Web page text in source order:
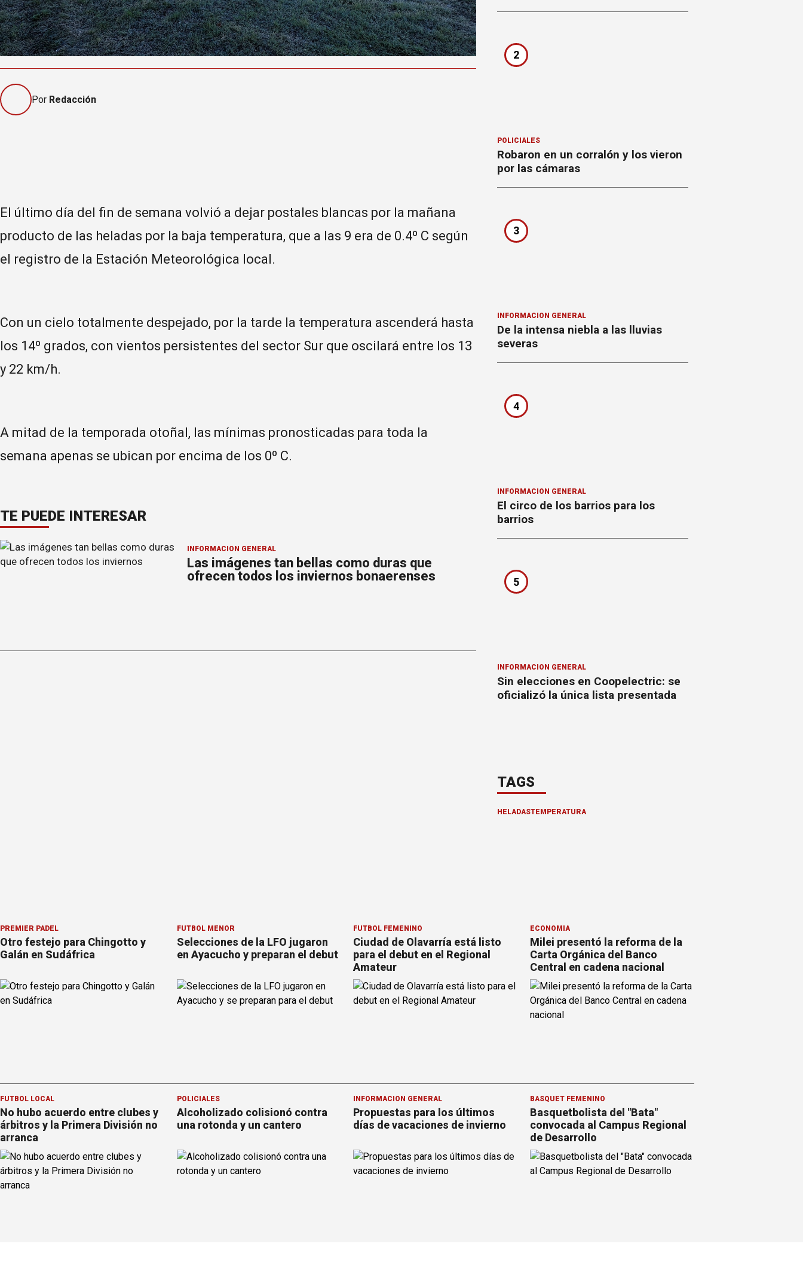
Por Redacción
El último día del fin de semana volvió a dejar postales blancas por la mañana
producto de las heladas por la baja temperatura, que a las 9 era de 0.4º C según
el registro de la Estación Meteorológica local.
Con un cielo totalmente despejado, por la tarde la temperatura ascenderá hasta
los 14º grados, con vientos persistentes del sector Sur que oscilará entre los 13
y 22 km/h.
A mitad de la temporada otoñal, las mínimas pronosticadas para toda la
semana apenas se ubican por encima de los 0º C.
TE PUEDE INTERESAR
INFORMACION GENERAL
Las imágenes tan bellas como duras que
ofrecen todos los inviernos bonaerenses
2
POLICIALES
Robaron en un corralón y los vieron
por las cámaras
3
INFORMACION GENERAL
De la intensa niebla a las lluvias
severas
4
INFORMACION GENERAL
El circo de los barrios para los
barrios
5
INFORMACION GENERAL
Sin elecciones en Coopelectric: se
oficializó la única lista presentada
TAGS
HELADASTEMPERATURA
PREMIER PÁDEL
Otro festejo para Chingotto y
Galán en Sudáfrica
FÚTBOL MENOR
Selecciones de la LFO jugaron
en Ayacucho y preparan el debut
FÚTBOL FEMENINO
Ciudad de Olavarría está listo
para el debut en el Regional
Amateur
ECONOMÍA
Milei presentó la reforma de la
Carta Orgánica del Banco
Central en cadena nacional
FÚTBOL LOCAL
No hubo acuerdo entre clubes y
árbitros y la Primera División no
arranca
POLICIALES
Alcoholizado colisionó contra
una rotonda y un cantero
INFORMACION GENERAL
Propuestas para los últimos
días de vacaciones de invierno
BÁSQUET FEMENINO
Basquetbolista del "Bata"
convocada al Campus Regional
de Desarrollo